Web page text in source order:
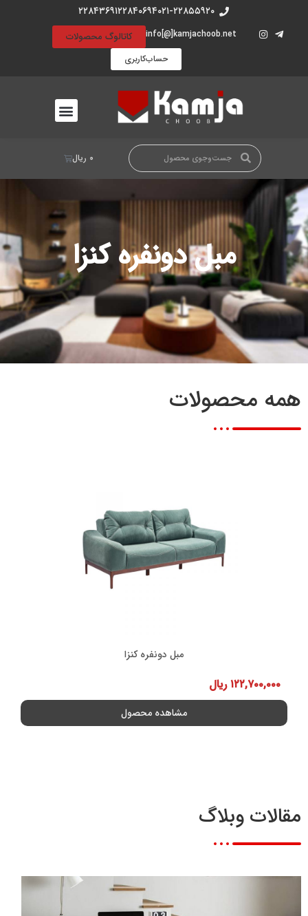
۰۲۱-۲۲۸۵۵۹۲۰۲۲۸۴۰۶۹۴۲۲۸۴۳۶۹۱
info[@]kamjachoob.net کاتالوگ محصولات
حساب‌کاربری
۰ ریال
مبل دونفره کنزا
همه محصولات
مبل دونفره کنزا
۱۲۲,۷۰۰,۰۰۰ ریال
مشاهده محصول
مقالات وبلاگ